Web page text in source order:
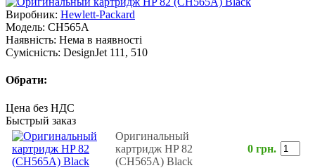
Виробник: Hewlett-Packard
Модель: CH565A
Наявність: Нема в наявності
Сумісність: DesignJet 111, 510
Обрати:
Цена без НДС
Быстрый заказ
Оригинальный
картридж HP 82
(CH565A) Black
0 грн.